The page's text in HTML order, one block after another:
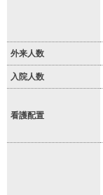
外来人数
入院人数
看護配置